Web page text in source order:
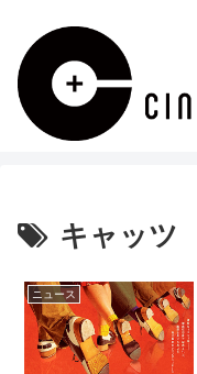
キャッツ
ニュース